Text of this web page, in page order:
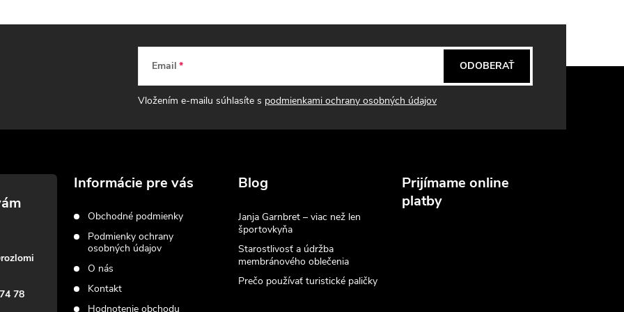
Email
Vložením e-mailu súhlasíte s podmienkami ochrany osobných údajov
ODOBERAŤ
rozlomi
78
Informácie pre vás
Obchodné podmienky
Podmienky ochrany
osobných údajov
O nás
Kontakt
Hodnotenie obchodu
Blog
Janja Garnbret – viac než len
športovkyňa
Starostlivosť a údržba
membránového oblečenia
Prečo používať turistické paličky
Prijímame online
platby